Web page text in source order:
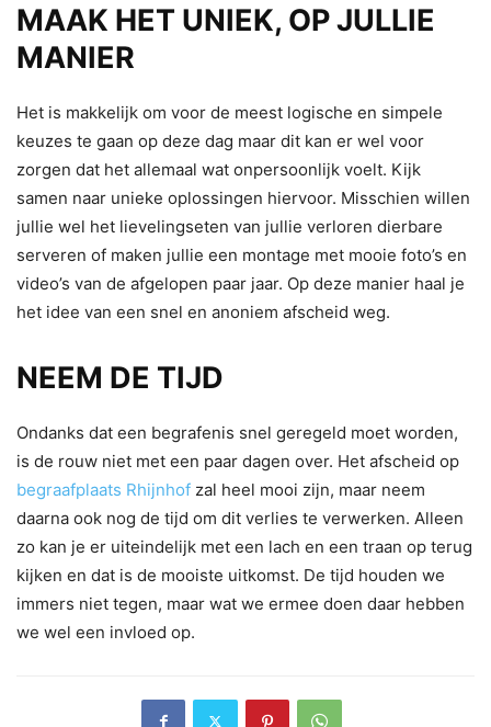
MAAK HET UNIEK, OP JULLIE
MANIER
Het is makkelijk om voor de meest logische en simpele
keuzes te gaan op deze dag maar dit kan er wel voor
zorgen dat het allemaal wat onpersoonlijk voelt. Kijk
samen naar unieke oplossingen hiervoor. Misschien willen
jullie wel het lievelingseten van jullie verloren dierbare
serveren of maken jullie een montage met mooie foto’s en
video’s van de afgelopen paar jaar. Op deze manier haal je
het idee van een snel en anoniem afscheid weg.
NEEM DE TIJD
Ondanks dat een begrafenis snel geregeld moet worden,
is de rouw niet met een paar dagen over. Het afscheid op
begraafplaats Rhijnhof zal heel mooi zijn, maar neem
daarna ook nog de tijd om dit verlies te verwerken. Alleen
zo kan je er uiteindelijk met een lach en een traan op terug
kijken en dat is de mooiste uitkomst. De tijd houden we
immers niet tegen, maar wat we ermee doen daar hebben
we wel een invloed op.